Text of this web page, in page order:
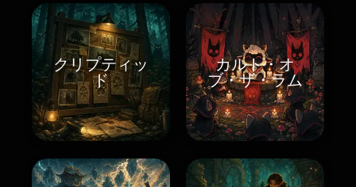
クリプティッ
ド
カルト・オ
ブ・ザ・ラム